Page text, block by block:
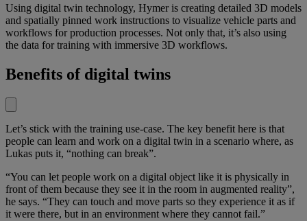
Using digital twin technology, Hymer is creating detailed 3D models
and spatially pinned work instructions to visualize vehicle parts and
workflows for production processes. Not only that, it’s also using
the data for training with immersive 3D workflows.
Benefits of digital twins
Let’s stick with the training use-case. The key benefit here is that
people can learn and work on a digital twin in a scenario where, as
Lukas puts it, “nothing can break”.
“You can let people work on a digital object like it is physically in
front of them because they see it in the room in augmented reality”,
he says. “They can touch and move parts so they experience it as if
it were there, but in an environment where they cannot fail.”